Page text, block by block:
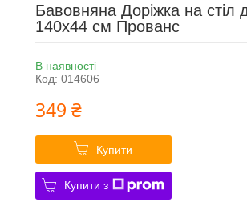
Бавовняна Доріжка на стіл
140х44 см Прованс
В наявності
Код: 014606
349 ₴
Купити
Купити з